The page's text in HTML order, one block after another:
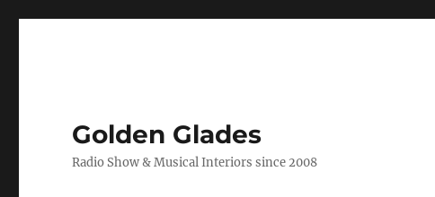
Golden Glades
Radio Show & Musical Interiors since 2008